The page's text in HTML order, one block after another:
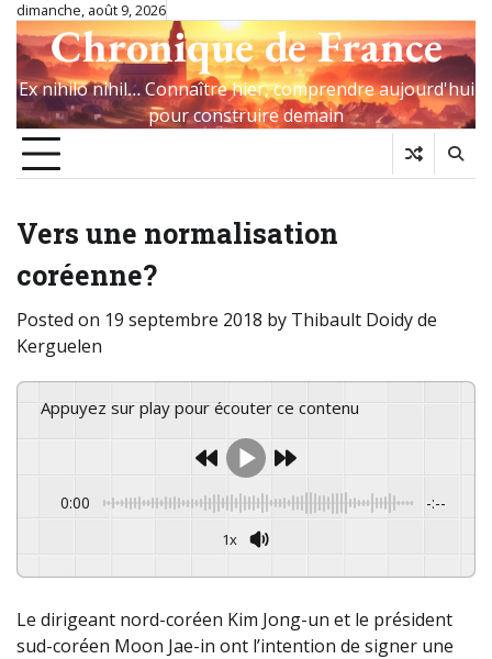
Skip
content
dimanche, août 9, 2026
Chronique de France
Ex nihilo nihil… Connaître hier, comprendre aujourd'hui
pour construire demain
Vers une normalisation
coréenne?
Posted on 19 septembre 2018 by Thibault Doidy de
Kerguelen
Appuyez sur play pour écouter ce contenu
0:00 -:--
1x
Le dirigeant nord-coréen Kim Jong-un et le président
sud-coréen Moon Jae-in ont l’intention de signer une